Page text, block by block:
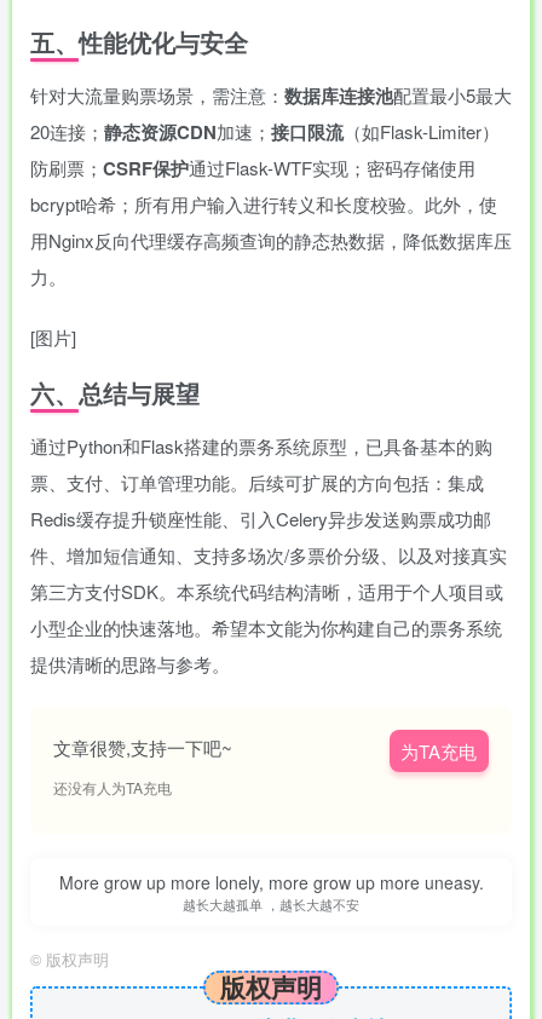
五、性能优化与安全
针对大流量购票场景，需注意： 数据库连接池配置最小5最大
20连接； 静态资源CDN加速； 接口限流（如Flask-Limiter）
防刷票； CSRF保护通过Flask-WTF实现；密码存储使用
bcrypt哈希；所有用户输入进行转义和长度校验。此外，使
用Nginx反向代理缓存高频查询的静态热数据，降低数据库压
力。
[图片]
六、总结与展望
通过Python和Flask搭建的票务系统原型，已具备基本的购
票、支付、订单管理功能。后续可扩展的方向包括：集成
Redis缓存提升锁座性能、引入Celery异步发送购票成功邮
件、增加短信通知、支持多场次/多票价分级、以及对接真实
第三方支付SDK。本系统代码结构清晰，适用于个人项目或
小型企业的快速落地。希望本文能为你构建自己的票务系统
提供清晰的思路与参考。
文章很赞,支持一下吧~
还没有人为TA充电
为TA充电
More grow up more lonely, more grow up more uneasy.
越长大越孤单 ，越长大越不安
© 版权声明
版权声明